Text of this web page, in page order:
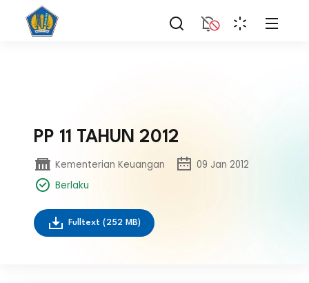
PP 11 TAHUN 2012
Kementerian Keuangan
09 Jan 2012
Berlaku
Fulltext (252 MB)